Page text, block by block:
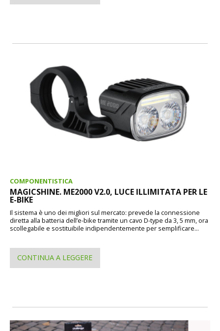
COMPONENTISTICA
MAGICSHINE. ME2000 V2.0, LUCE ILLIMITATA PER LE
E-BIKE
Il sistema è uno dei migliori sul mercato: prevede la connessione
diretta alla batteria dell’e-bike tramite un cavo D-type da 3, 5 mm, ora
scollegabile e sostituibile indipendentemente per semplificare...
CONTINUA A LEGGERE